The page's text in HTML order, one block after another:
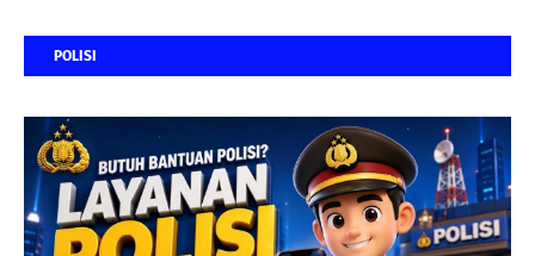
POLISI